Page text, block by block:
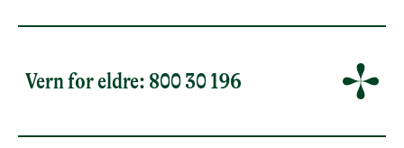
Vern for eldre: 800 30 196